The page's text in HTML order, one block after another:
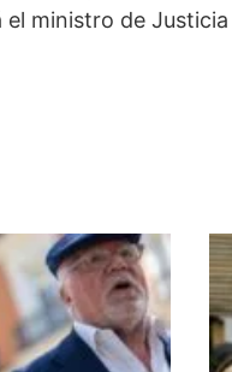
ministro de